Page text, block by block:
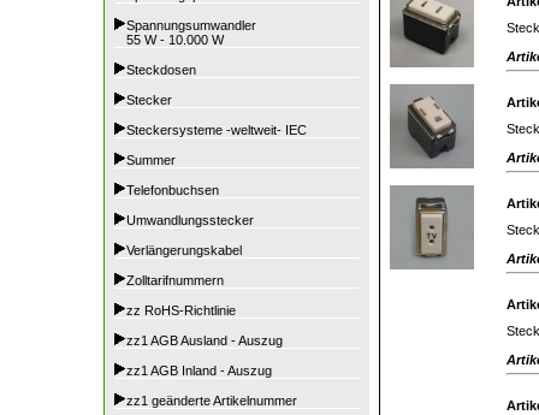
Spannungsumwandler
55 W - 10.000 W
Steckdosen
Stecker
Steckersysteme -weltweit- IEC
Summer
Telefonbuchsen
Umwandlungsstecker
Verlängerungskabel
Zolltarifnummern
zz RoHS-Richtlinie
zz1 AGB Ausland - Auszug
zz1 AGB Inland - Auszug
zz1 geänderte Artikelnummer